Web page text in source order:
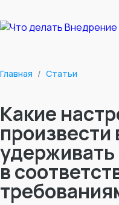
Главная / Статьи
Какие
в